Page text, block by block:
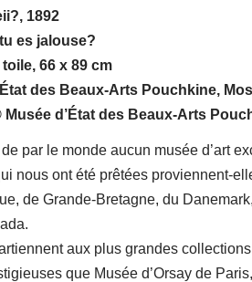
1892
es jalouse?
66 x 89 cm
des Beaux-Arts Pouchkine,
Musée d’État des Beaux-Arts
de par le monde aucun musée d’art
nous ont été prêtées proviennent-
de Grande-Bretagne, du
aux plus grandes
que Musée d’Orsay de